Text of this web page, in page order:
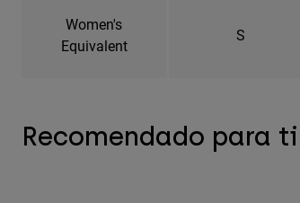
Women's
Equivalent
S
Recomendado para ti